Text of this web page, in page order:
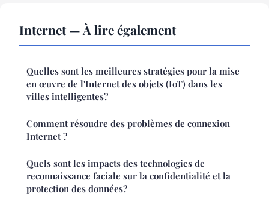
Internet — À lire également
Quelles sont les meilleures stratégies pour la mise
en œuvre de l'Internet des objets (IoT) dans les
villes intelligentes?
Comment résoudre des problèmes de connexion
Internet ?
Quels sont les impacts des technologies de
reconnaissance faciale sur la confidentialité et la
protection des données?